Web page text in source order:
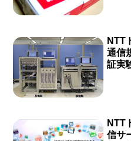
NTT
通信
証実
NTT
信サ